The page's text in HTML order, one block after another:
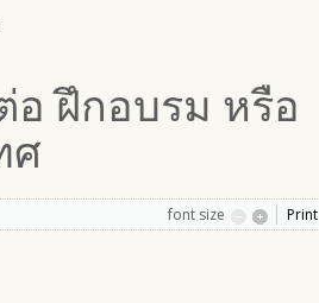
ฝึกอบรม หรือ
ศ
font size Print